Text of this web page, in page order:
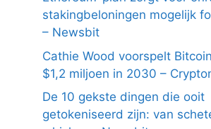
stakingbeloningen mogelijk
– Newsbit
Cathie Wood voorspelt
$1,2 miljoen in 2030 –
De 10 gekste dingen die ooit
getokeniseerd zijn: van